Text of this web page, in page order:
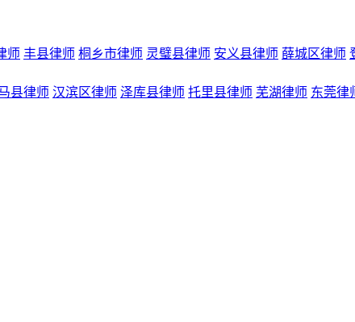
师 丰县律师 桐乡市律师 灵璧县律师 安义县律师 薛城区律师
县律师 汉滨区律师 泽库县律师 托里县律师 芜湖律师 东莞律